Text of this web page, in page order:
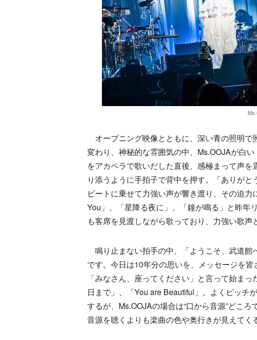
オープニング映像とともに、深い青の照明
変わり、神秘的な雰囲気の中、Ms.OOJAが白
をアカペラで歌いだした直後、感極まって声
り添うように手拍子で背中を押す。「ありが
ビートに乗せて力強い声が響き渡り、その迫
You」、「星降る夜に」、「鐘が鳴る」と昨年
も客席を見渡しながら歌っており、力強い歌声
鳴り止まない拍手の中、「ようこそ、武道館
です。今日は10年分の思いを、メッセージを皆
「みなさん、座ってください」と言って始ま
日まで」、「You are Beautiful」。よくピッチ
するが、Ms.OOJAの場合は“口から音源”どころ
音源を聴くよりも楽曲の色や奥行きが見えてく